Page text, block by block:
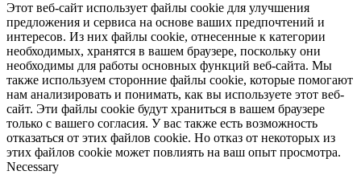
Этот веб-сайт использует файлы cookie для улучшения
предложения и сервиса на основе ваших предпочтений и
интересов. Из них файлы cookie, отнесенные к категории
необходимых, хранятся в вашем браузере, поскольку они
необходимы для работы основных функций веб-сайта. Мы
также используем сторонние файлы cookie, которые помогают
нам анализировать и понимать, как вы используете этот веб-
сайт. Эти файлы cookie будут храниться в вашем браузере
только с вашего согласия. У вас также есть возможность
отказаться от этих файлов cookie. Но отказ от некоторых из
этих файлов cookie может повлиять на ваш опыт просмотра.
Necessary